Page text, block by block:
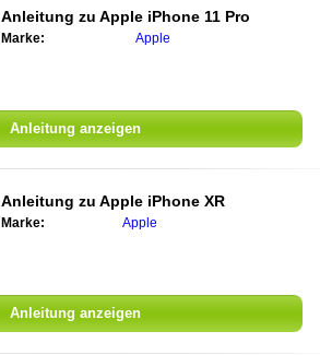
Anleitung zu Apple iPhone 11 Pro
Marke: Apple
Anleitung anzeigen
Anleitung zu Apple iPhone XR
Marke: Apple
Anleitung anzeigen